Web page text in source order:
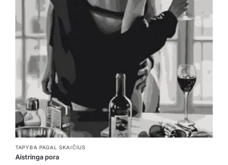
TAPYBA PAGAL SKAIČIUS
Aistringa pora